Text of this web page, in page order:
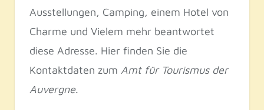
Ausstellungen, Camping, einem Hotel von
Charme und Vielem mehr beantwortet
diese Adresse. Hier finden Sie die
Kontaktdaten zum Amt für Tourismus der
Auvergne.